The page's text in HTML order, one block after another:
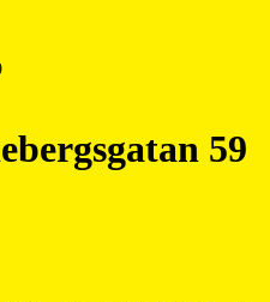
59